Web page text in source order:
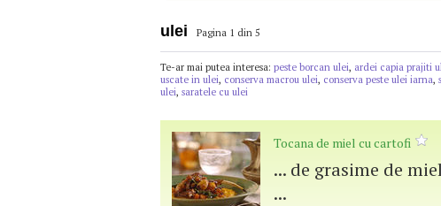
ulei Pagina 1 din 5
Te-ar mai putea interesa: peste borcan ulei, ardei capia prajiti
uscate in ulei, conserva macrou ulei, conserva peste ulei iarna,
ulei, saratele cu ulei
Tocana de miel cu cartofi
... de grasime de
...